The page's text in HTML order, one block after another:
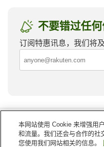
不要错过任
订阅特惠讯息，我们将
万丹
本网站使用 Cookie 来增强用
和流量。我们还会与合作的社
您使用我们网站相关的信息。